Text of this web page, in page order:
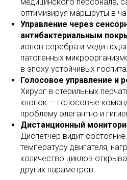
оптимизируя маршруты в
Управление через
антибактериальным
ионов серебра и меди
патогенных
в эпоху устойчивых
Голосовое управление и
Хирург в стерильных
кнопок — голосовые
проблему элегантно и
Дистанционный
Диспетчер видит
температуру двигателя,
количество циклов
других параметров.